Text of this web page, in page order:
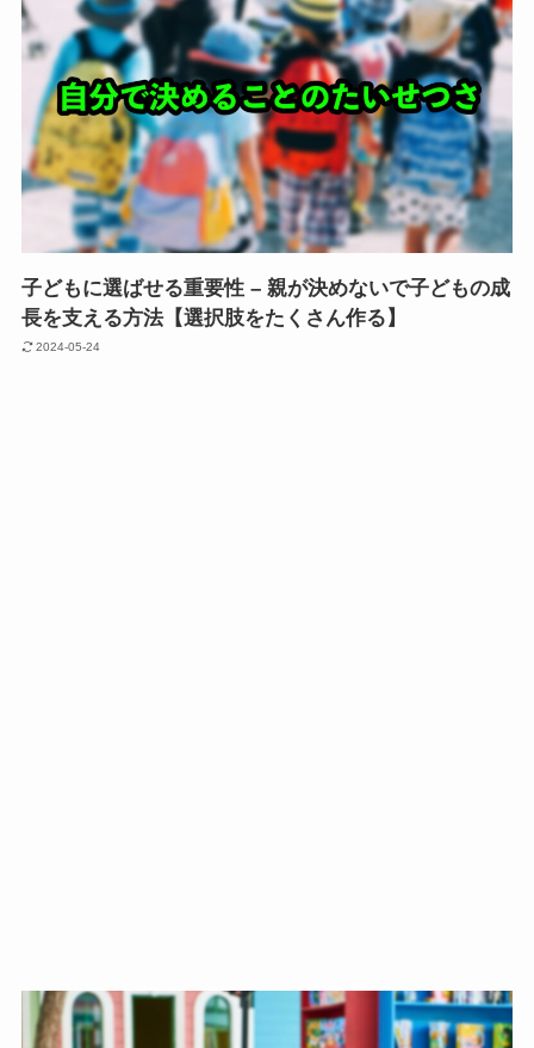
子どもに選ばせる重要性 – 親が決めないで子どもの成
長を支える方法【選択肢をたくさん作る】
2024-05-24